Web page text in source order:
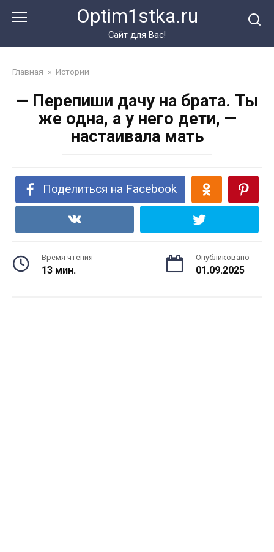
Optim1stka.ru
Сайт для Вас!
Главная » Истории
— Перепиши дачу на брата. Ты
же одна, а у него дети, —
настаивала мать
Поделиться на Facebook
Время чтения
13 мин.
Опубликовано
01.09.2025